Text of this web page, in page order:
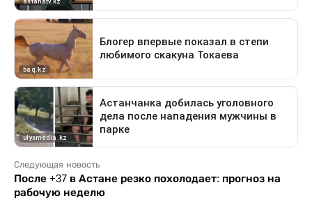
Следующая новость
После +37 в Астане резко похолодает: прогноз на
рабочую неделю